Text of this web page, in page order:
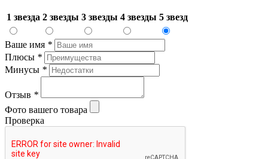
1 звезда 2 звезды 3 звезды 4 звезды 5 звезд
Ваше имя *
Плюсы *
Минусы *
Отзыв *
Фото вашего товара
Проверка